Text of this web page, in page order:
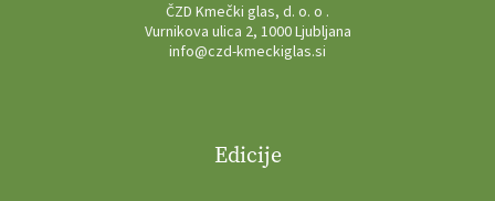
ČZD Kmečki glas, d. o. o .
Vurnikova ulica 2, 1000 Ljubljana
info@czd-kmeckiglas.si
Edicije